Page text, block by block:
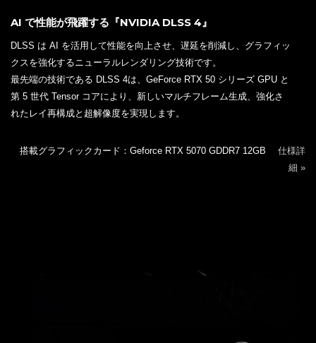
AI で性能が飛躍する『NVIDIA DLSS 4』
DLSS は AI を活用して性能を向上させ、遅延を削減し、グラフィッ
クスを強化するニューラルレンダリング技術です。
最先端の技術である DLSS 4は、GeForce RTX 50 シリーズ GPU と
第 5 世代 Tensor コアにより、新しいマルチフレーム生成、強化さ
れたレイ再構成と超解像度を実現します。
搭載グラフィックカード：Geforce RTX 5070 GDDR7 12GB 仕様詳
細 »